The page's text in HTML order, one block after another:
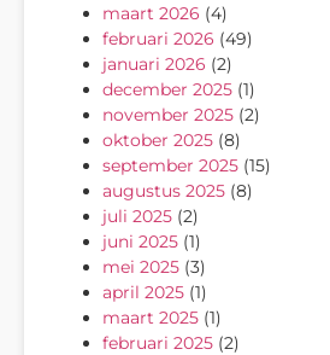
maart 2026 (4)
februari 2026 (49)
januari 2026 (2)
december 2025 (1)
november 2025 (2)
oktober 2025 (8)
september 2025 (15)
augustus 2025 (8)
juli 2025 (2)
juni 2025 (1)
mei 2025 (3)
april 2025 (1)
maart 2025 (1)
februari 2025 (2)